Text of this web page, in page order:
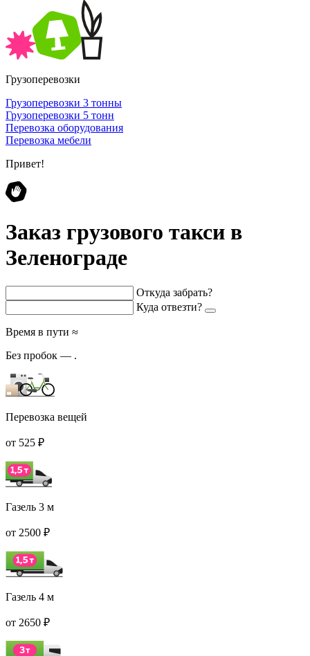
Грузоперевозки
Грузоперевозки 3 тонны
Грузоперевозки 5 тонн
Перевозка оборудования
Перевозка мебели
Привет!
Заказ грузового такси в
Зеленограде
Откуда забрать?
Куда отвезти?
Время в пути ≈
Без пробок — .
Перевозка вещей
от 525 ₽
Газель 3 м
от 2500 ₽
Газель 4 м
от 2650 ₽